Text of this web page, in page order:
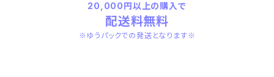
20,000円以上の購入で
配送料無料
※ゆうパックでの発送となります※